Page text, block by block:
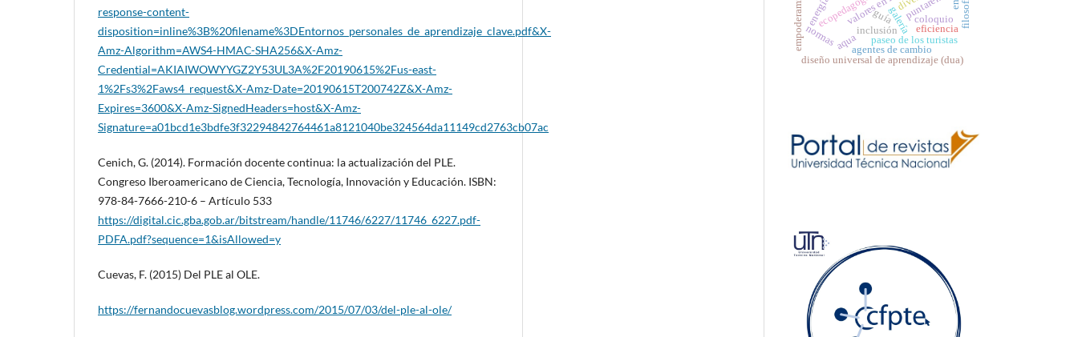
response-content-
disposition=inline%3B%20filename%3DEntornos_personales_de_aprendizaje_clave.pdf&X-
Amz-Algorithm=AWS4-HMAC-SHA256&X-Amz-
Credential=AKIAIWOWYYGZ2Y53UL3A%2F20190615%2Fus-east-
1%2Fs3%2Faws4_request&X-Amz-Date=20190615T200742Z&X-Amz-
Expires=3600&X-Amz-SignedHeaders=host&X-Amz-
Signature=a01bcd1e3bdfe3f32294842764461a8121040be324564da11149cd2763cb07ac
Cenich, G. (2014). Formación docente continua: la actualización del PLE.
Congreso Iberoamericano de Ciencia, Tecnología, Innovación y Educación. ISBN:
978-84-7666-210-6 – Artículo 533
https://digital.cic.gba.gob.ar/bitstream/handle/11746/6227/11746_6227.pdf-
PDFA.pdf?sequence=1&isAllowed=y
Cuevas, F. (2015) Del PLE al OLE.
https://fernandocuevasblog.wordpress.com/2015/07/03/del-ple-al-ole/
galería
paseo de los turistas
agentes de cambio
ecopedagogía
diseño universal de aprendizaje (dua)
inclusión
coloquio
normas
energía
eficiencia
guía
aqua